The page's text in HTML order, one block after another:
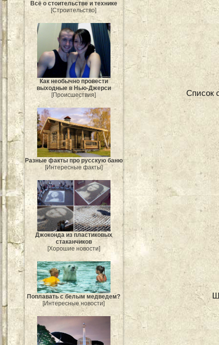
Всё о стоительстве и технике
[Строительство]
Как необычно провести
выходные в Нью-Джерси
[Происшествия]
Разные факты про русскую баню
[Интересные факты]
Джоконда из пластиковых
стаканчиков
[Хорошие новости]
Поплавать с белым медведем?
[Интересные новости]
Список